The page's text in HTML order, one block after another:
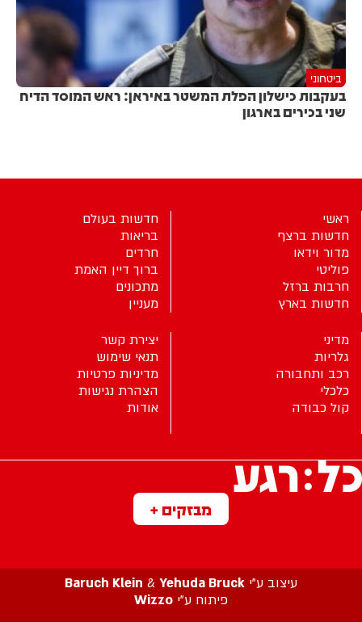
ביטחוני
בעקבות כישלון הפלת המשטר באיראן: ראש המוסד הדיח
שני בכירים בארגון
מבזקים +
ראשי
חדשות ברצף
מדור וידאו
פוליטי
חרבות ברזל
חדשות בארץ
חדשות בעולם
בריאות
חרדים
ברוך דיין האמת
מתכונים
מעניין
מדיני
גלריות
רכב ותחבורה
כלכלי
קול כבודה
יצירת קשר
תנאי שימוש
מדיניות פרטיות
הצהרת נגישות
אודות
עיצוב ע”י Baruch Klein & Yehuda Bruck
פיתוח ע”י Wizzo